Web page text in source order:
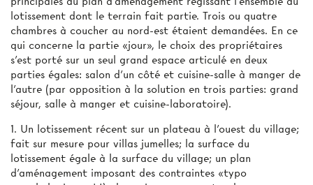
lotissement dont le terrain fait partie. Trois ou quatre
chambres à coucher au nord-est étaient demandées. En ce
qui concerne la partie «jour», le choix des propriétaires
s'est porté sur un seul grand espace articulé en deux
parties égales: salon d'un côté et cuisine-salle à manger de
l'autre (par opposition à la solution en trois parties: grand
séjour, salle à manger et cuisine-laboratoire).
1. Un lotissement récent sur un plateau à l'ouest du village;
fait sur mesure pour villas jumelles; la surface du
lotissement égale à la surface du village; un plan
d'aménagement imposant des contraintes «typo